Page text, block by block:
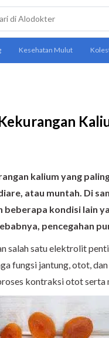
kalium yang
atau muntah. Di
beberapa kondisi lain
pencegahan
salah satu elektrolit
fungsi jantung, otot,
kontraksi otot serta